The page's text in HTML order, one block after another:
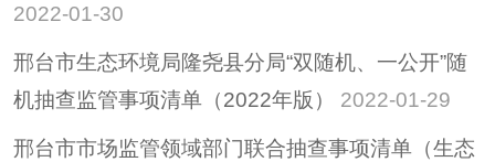
2022-01-30
邢台市生态环境局隆尧县分局“双随机、一公开”随
机抽查监管事项清单（2022年版）
2022-01-29
邢台市市场监管领域部门联合抽查事项清单（生态